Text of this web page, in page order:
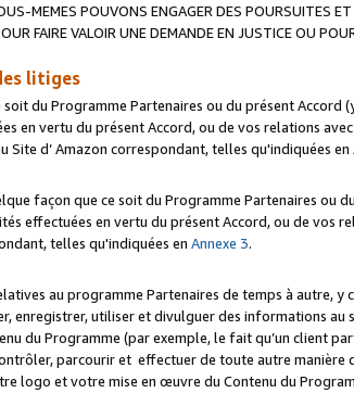
MEMES POUVONS ENGAGER DES POURSUITES
FAIRE VALOIR UNE DEMANDE EN JUSTICE OU
litiges
du Programme Partenaires ou du présent
en vertu du présent Accord, ou de vos relations
d’ Amazon correspondant, telles qu'indiquées en
façon que ce soit du Programme Partenaires ou
effectuées en vertu du présent Accord, ou de vos
telles qu'indiquées en Annexe 3.
au programme Partenaires de temps à autre, y
enregistrer, utiliser et divulguer des informations
du Programme (par exemple, le fait qu’un client
parcourir et effectuer de toute autre
logo et votre mise en œuvre du Contenu du